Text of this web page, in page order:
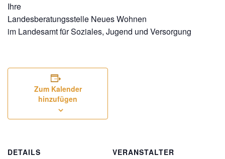
Ihre
Landesberatungsstelle Neues Wohnen
im Landesamt für Soziales, Jugend und Versorgung
Zum Kalender
hinzufügen
DETAILS
VERANSTALTER